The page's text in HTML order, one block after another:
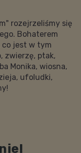
rozejrzeliśmy się
Bohaterem
co jest w tym
zwierzę, ptak,
Monika, wiosna,
ufoludki,